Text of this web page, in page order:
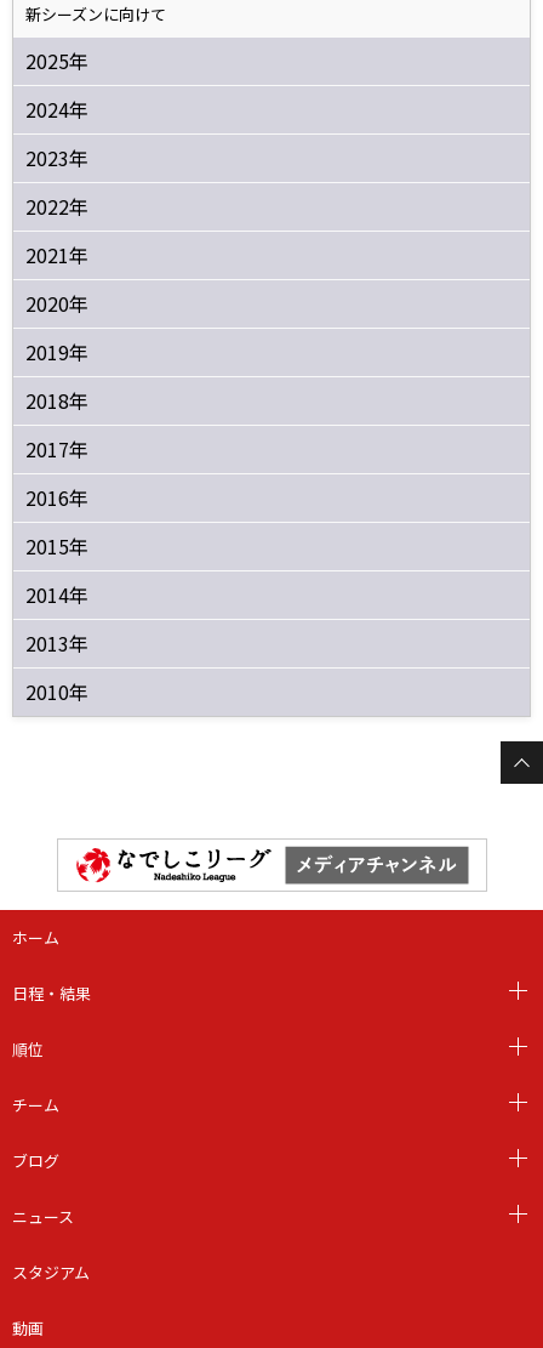
新シーズンに向けて
2025年
2024年
2023年
2022年
2021年
2020年
2019年
2018年
2017年
2016年
2015年
2014年
2013年
2010年
ホーム
日程・結果
順位
チーム
ブログ
ニュース
スタジアム
動画